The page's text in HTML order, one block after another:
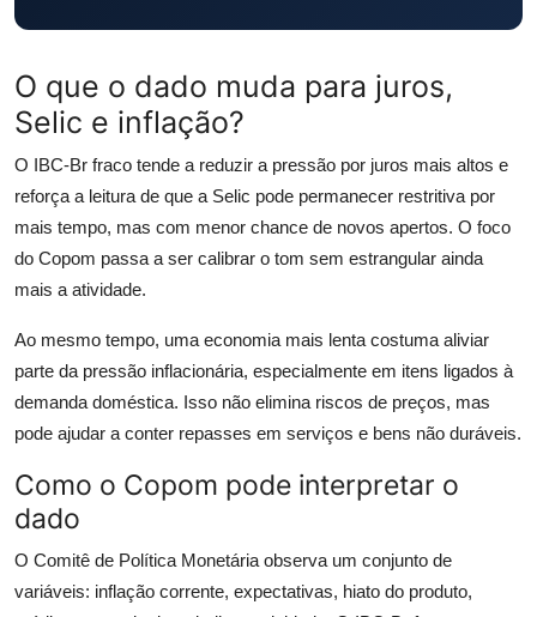
O que o dado muda para juros,
Selic e inflação?
O IBC-Br fraco tende a reduzir a pressão por juros mais altos e
reforça a leitura de que a Selic pode permanecer restritiva por
mais tempo, mas com menor chance de novos apertos. O foco
do Copom passa a ser calibrar o tom sem estrangular ainda
mais a atividade.
Ao mesmo tempo, uma economia mais lenta costuma aliviar
parte da pressão inflacionária, especialmente em itens ligados à
demanda doméstica. Isso não elimina riscos de preços, mas
pode ajudar a conter repasses em serviços e bens não duráveis.
Como o Copom pode interpretar o
dado
O Comitê de Política Monetária observa um conjunto de
variáveis: inflação corrente, expectativas, hiato do produto,